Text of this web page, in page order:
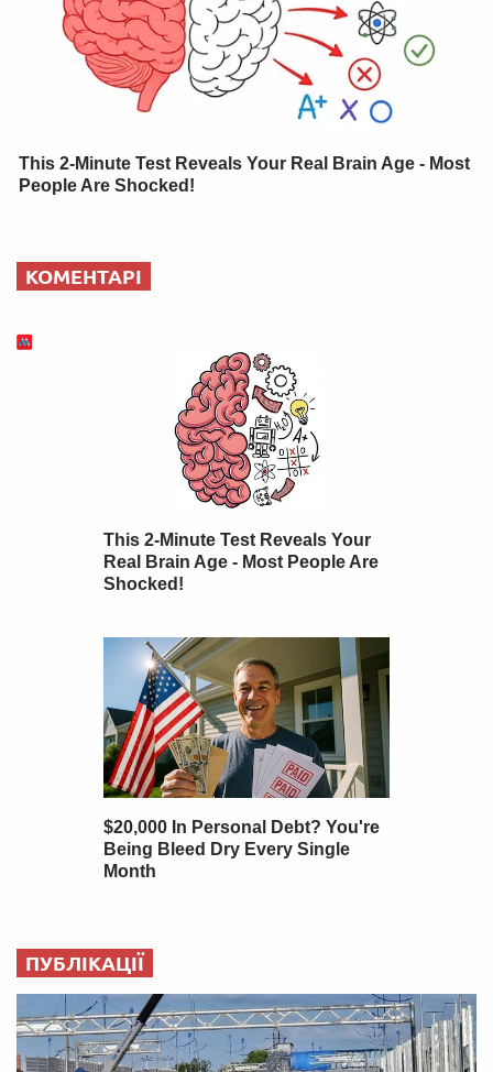
This 2-Minute Test Reveals Your Real Brain Age - Most
People Are Shocked!
КОМЕНТАРІ
ПУБЛІКАЦІЇ